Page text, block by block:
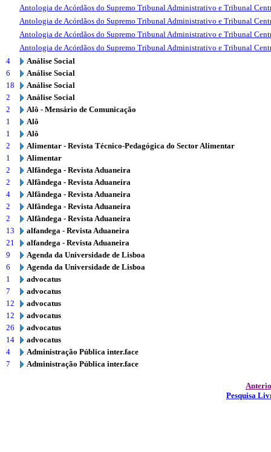
Antologia de Acórdãos do Supremo Tribunal Administrativo e Tribunal
Antologia de Acórdãos do Supremo Tribunal Administrativo e Tribunal
Antologia de Acórdãos do Supremo Tribunal Administrativo e Tribunal
Antologia de Acórdãos do Supremo Tribunal Administrativo e Tribunal
4
Análise Social
6
Análise Social
18
Análise Social
2
Análise Social
2
Alô - Mensário de Comunicação
1
Alô
1
Alô
2
Alimentar - Revista Técnico-Pedagógica do Sector Alimentar
1
Alimentar
2
Alfândega - Revista Aduaneira
2
Alfândega - Revista Aduaneira
4
Alfândega - Revista Aduaneira
2
Alfândega - Revista Aduaneira
2
Alfândega - Revista Aduaneira
13
alfandega - Revista Aduaneira
21
alfandega - Revista Aduaneira
9
Agenda da Universidade de Lisboa
6
Agenda da Universidade de Lisboa
1
advocatus
7
advocatus
12
advocatus
12
advocatus
26
advocatus
14
advocatus
4
Administração Pública inter.face
7
Administração Pública inter.face
Pesquisa